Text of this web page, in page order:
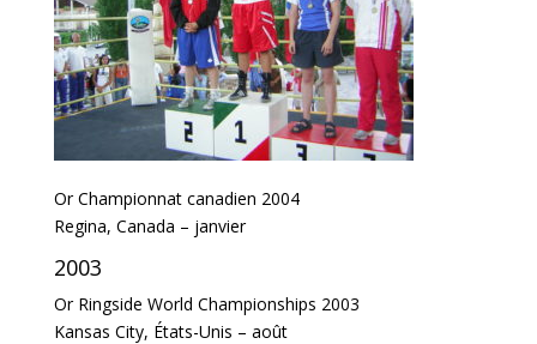
Or Championnat canadien 2004
Regina, Canada – janvier
2003
Or Ringside World Championships 2003
Kansas City, États-Unis – août